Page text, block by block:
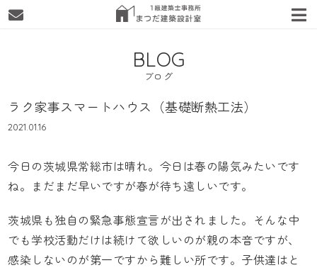
BLOG
ブログ
ラク家事スマートハウス（基礎断熱工法）
2021.01.16
今日の茨城県常総市は晴れ。今日は春の陽気みたいです
ね。まだまだ早いですが春が待ち遠しいです。
茨城県も独自の緊急事態宣言が出されました。そんな中
でも学校活動だけは続けて欲しいのが親の本音ですが、
感染しないのが第一ですから難しい所です。子供達はと